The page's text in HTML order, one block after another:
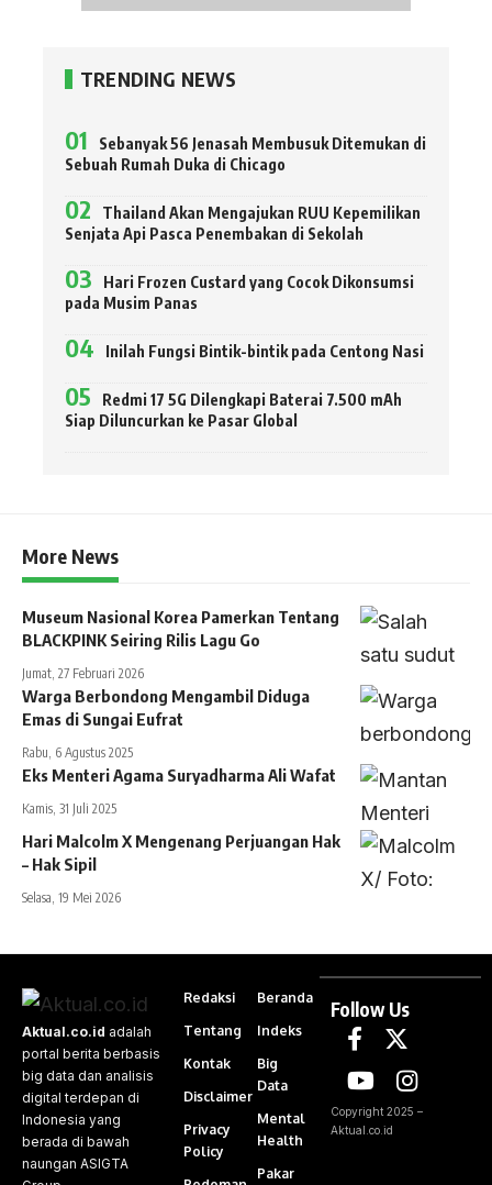
TRENDING NEWS
Sebanyak 56 Jenasah Membusuk Ditemukan di
Sebuah Rumah Duka di Chicago
Thailand Akan Mengajukan RUU Kepemilikan
Senjata Api Pasca Penembakan di Sekolah
Hari Frozen Custard yang Cocok Dikonsumsi
pada Musim Panas
Inilah Fungsi Bintik-bintik pada Centong Nasi
Redmi 17 5G Dilengkapi Baterai 7.500 mAh
Siap Diluncurkan ke Pasar Global
More News
Museum Nasional Korea Pamerkan Tentang
BLACKPINK Seiring Rilis Lagu Go
Jumat, 27 Februari 2026
Warga Berbondong Mengambil Diduga
Emas di Sungai Eufrat
Rabu, 6 Agustus 2025
Eks Menteri Agama Suryadharma Ali Wafat
Kamis, 31 Juli 2025
Hari Malcolm X Mengenang Perjuangan Hak
– Hak Sipil
Selasa, 19 Mei 2026
Aktual.co.id adalah
portal berita berbasis
big data dan analisis
digital terdepan di
Indonesia yang
berada di bawah
naungan ASIGTA
Redaksi
Tentang
Kontak
Disclaimer
Privacy
Policy
Beranda
Indeks
Big
Data
Mental
Health
Pakar
Follow Us
Copyright 2025 –
Aktual.co.id